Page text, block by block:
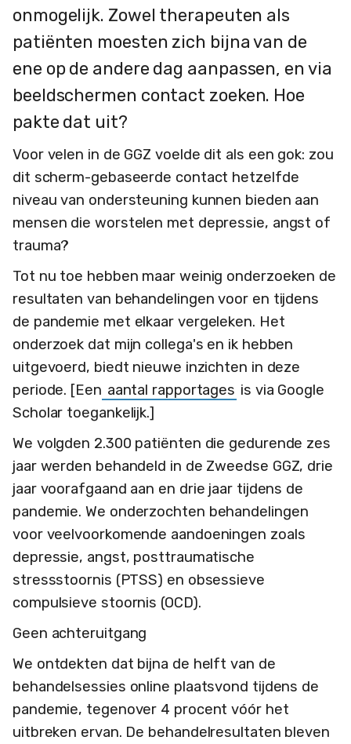
onmogelijk. Zowel therapeuten als
patiënten moesten zich bijna van de
ene op de andere dag aanpassen, en via
beeldschermen contact zoeken. Hoe
pakte dat uit?
Voor velen in de GGZ voelde dit als een gok: zou
dit scherm-gebaseerde contact hetzelfde
niveau van ondersteuning kunnen bieden aan
mensen die worstelen met depressie, angst of
trauma?
Tot nu toe hebben maar weinig onderzoeken de
resultaten van behandelingen voor en tijdens
de pandemie met elkaar vergeleken. Het
onderzoek dat mijn collega's en ik hebben
uitgevoerd, biedt nieuwe inzichten in deze
periode. [Een aantal rapportages is via Google
Scholar toegankelijk.]
We volgden 2.300 patiënten die gedurende zes
jaar werden behandeld in de Zweedse GGZ, drie
jaar voorafgaand aan en drie jaar tijdens de
pandemie. We onderzochten behandelingen
voor veelvoorkomende aandoeningen zoals
depressie, angst, posttraumatische
stressstoornis (PTSS) en obsessieve
compulsieve stoornis (OCD).
Geen achteruitgang
We ontdekten dat bijna de helft van de
behandelsessies online plaatsvond tijdens de
pandemie, tegenover 4 procent vóór het
uitbreken ervan. De behandelresultaten bleven